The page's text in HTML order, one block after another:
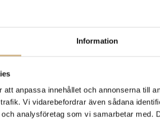
Information
anpassa innehållet och annonserna till
Vi vidarebefordrar även sådana
analysföretag som vi samarbetar med.